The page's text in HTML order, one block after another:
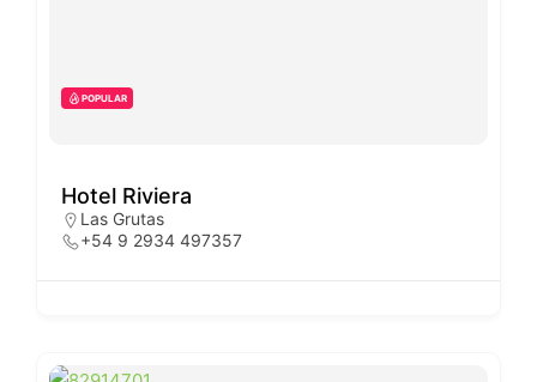
POPULAR
Hotel Riviera
Las Grutas
+54 9 2934 497357